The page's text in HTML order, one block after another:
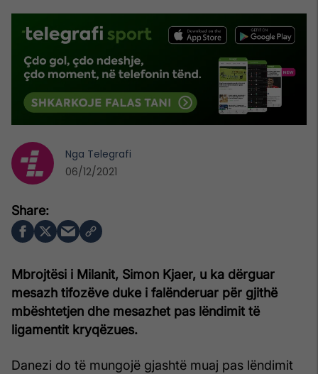
Mbrojtësi i Milanit, Simon Kjaer, u ka dërguar
mesazh tifozëve duke i falënderuar për gjithë
mbështetjen dhe mesazhet pas lëndimit të
ligamentit kryqëzues.
Danezi do të mungojë gjashtë muaj pas lëndimit
Nga Telegrafi
06/12/2021